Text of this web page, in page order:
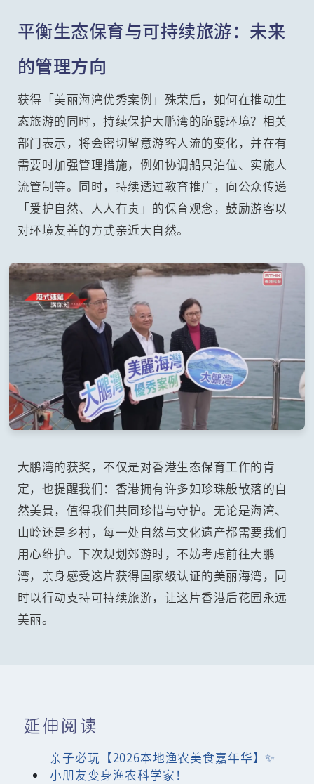
平衡生态保育与可持续旅游：未来
的管理方向
获得「美丽海湾优秀案例」殊荣后，如何在推动生
态旅游的同时，持续保护大鹏湾的脆弱环境？相关
部门表示，将会密切留意游客人流的变化，并在有
需要时加强管理措施，例如协调船只泊位、实施人
流管制等。同时，持续透过教育推广，向公众传递
「爱护自然、人人有责」的保育观念，鼓励游客以
对环境友善的方式亲近大自然。
大鹏湾的获奖，不仅是对香港生态保育工作的肯
定，也提醒我们：香港拥有许多如珍珠般散落的自
然美景，值得我们共同珍惜与守护。无论是海湾、
山岭还是乡村，每一处自然与文化遗产都需要我们
用心维护。下次规划郊游时，不妨考虑前往大鹏
湾，亲身感受这片获得国家级认证的美丽海湾，同
时以行动支持可持续旅游，让这片香港后花园永远
美丽。
延伸阅读
亲子必玩【2026本地渔农美食嘉年华】✨
小朋友变身渔农科学家！